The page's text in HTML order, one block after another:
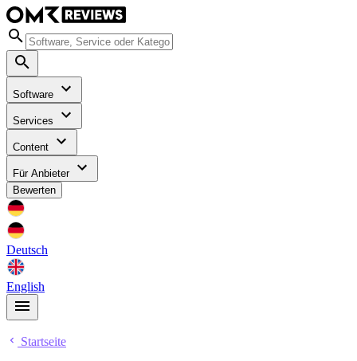
Software
Services
Content
Für Anbieter
Bewerten
Deutsch
English
Startseite